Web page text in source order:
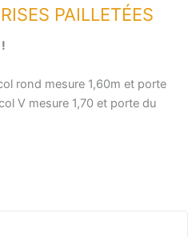
PAILLETÉES
rond mesure 1,60m et porte
V mesure 1,70 et porte du